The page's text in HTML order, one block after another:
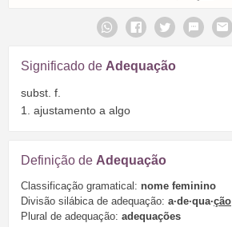
Significado de Adequação
subst. f.
1. ajustamento a algo
Definição de Adequação
Classificação gramatical: nome feminino
Divisão silábica de adequação: a·de·qua·ção
Plural de adequação: adequações